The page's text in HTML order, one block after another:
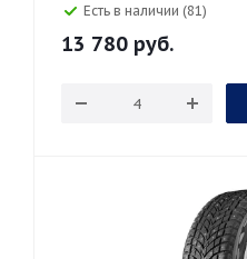
Есть в наличии (81)
13 780 руб.